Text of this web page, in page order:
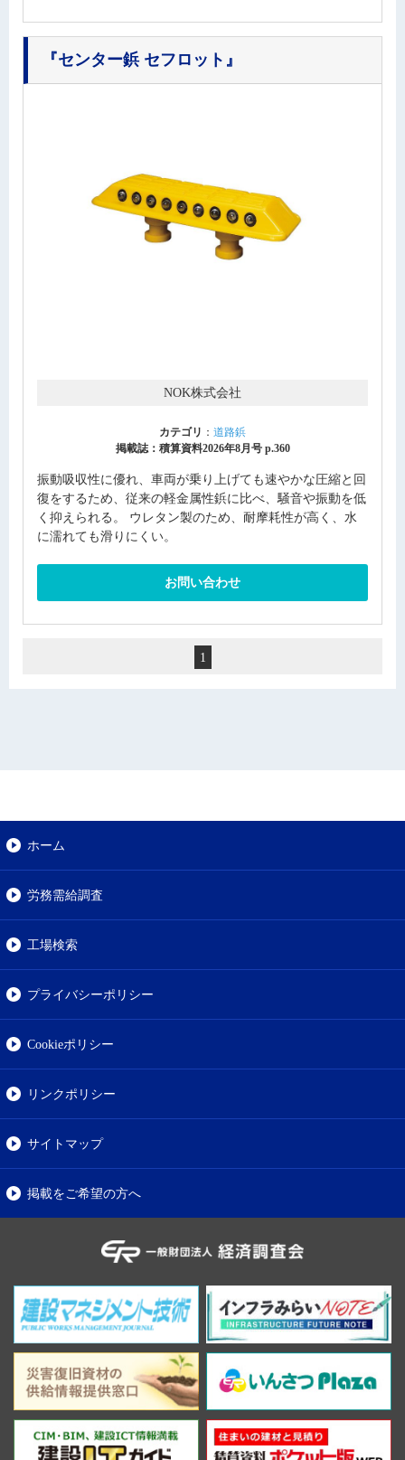
『センター鋲 セフロット』
NOK株式会社
カテゴリ ： 道路鋲
掲載誌：積算資料2026年8月号 p.360
振動吸収性に優れ、車両が乗り上げても速やかな圧縮と回
復をするため、従来の軽金属性鋲に比べ、騒音や振動を低
く抑えられる。 ウレタン製のため、耐摩耗性が高く、水
に濡れても滑りにくい。
お問い合わせ
1
ホーム
労務需給調査
工場検索
プライバシーポリシー
Cookieポリシー
リンクポリシー
サイトマップ
掲載をご希望の方へ